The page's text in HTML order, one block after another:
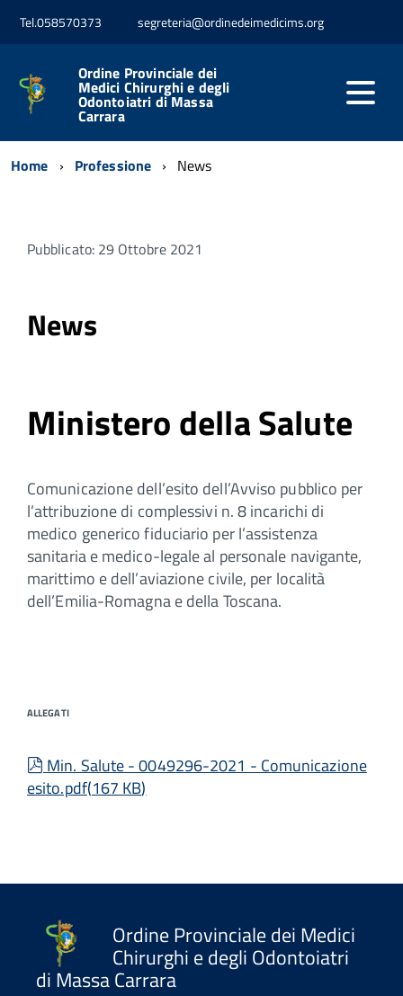
Tel.058570373 segreteria@ordinedeimedicims.org
Ordine Provinciale dei
Medici Chirurghi e degli
Odontoiatri di Massa
Carrara
Home Professione News
Pubblicato: 29 Ottobre 2021
News
Ministero della Salute
Comunicazione dell’esito dell’Avviso pubblico per
l’attribuzione di complessivi n. 8 incarichi di
medico generico fiduciario per l’assistenza
sanitaria e medico-legale al personale navigante,
marittimo e dell’aviazione civile, per località
dell’Emilia-Romagna e della Toscana.
ALLEGATI
pdf
Min. Salute - 0049296-2021 - Comunicazione
esito.pdf(167 KB)
Ordine Provinciale dei Medici
Chirurghi e degli Odontoiatri
di Massa Carrara